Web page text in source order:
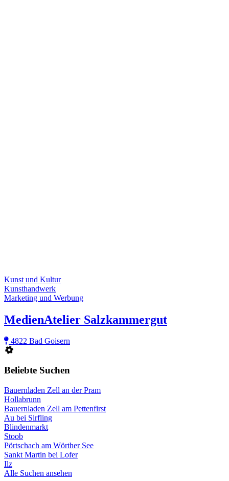
Kunst und Kultur
Kunsthandwerk
Marketing und Werbung
MedienAtelier Salzkammergut
4822 Bad Goisern
Beliebte Suchen
Bauernladen Zell an der Pram
Hollabrunn
Bauernladen Zell am Pettenfirst
Au bei Sirfling
Blindenmarkt
Stoob
Pörtschach am Wörther See
Sankt Martin bei Lofer
Ilz
Alle Suchen ansehen